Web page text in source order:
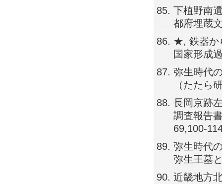
下植野南
都府埋蔵
★, 鉄器か
国家形成
弥生時代
（たたら
長岡京跡
調査報告
69,100-
弥生時代
弥生王墓
近畿地方